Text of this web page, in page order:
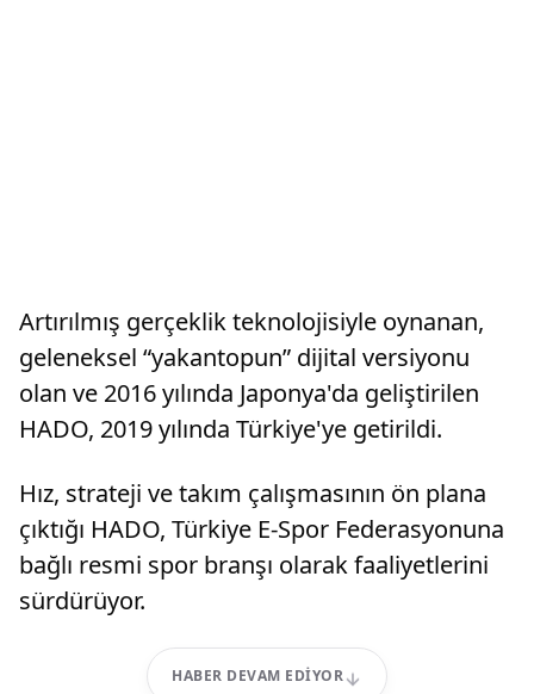
Artırılmış gerçeklik teknolojisiyle oynanan,
geleneksel “yakantopun” dijital versiyonu
olan ve 2016 yılında Japonya'da geliştirilen
HADO, 2019 yılında Türkiye'ye getirildi.
Hız, strateji ve takım çalışmasının ön plana
çıktığı HADO, Türkiye E-Spor Federasyonuna
bağlı resmi spor branşı olarak faaliyetlerini
sürdürüyor.
HABER DEVAM EDIYOR